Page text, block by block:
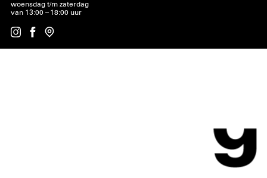
woensdag t/m zaterdag
van 13:00 – 18:00 uur